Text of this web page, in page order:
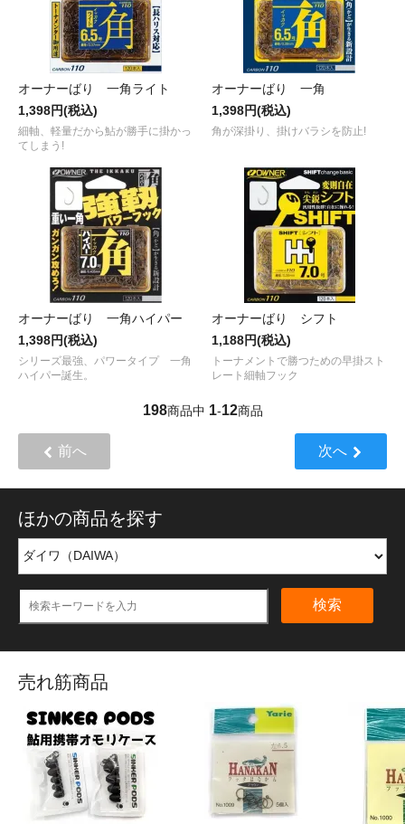
オーナーばり 一角ライト
1,398円(税込)
細軸、軽量だから鮎が勝手に掛かっ
てしまう!
オーナーばり 一角
1,398円(税込)
角が深掛り、掛けバラシを防止!
オーナーばり 一角ハイパー
1,398円(税込)
シリーズ最強、パワータイプ 一角
ハイパー誕生。
オーナーばり シフト
1,188円(税込)
トーナメントで勝つための早掛スト
レート細軸フック
198商品中 1-12商品
前へ 次へ
ほかの商品を探す
検索
売れ筋商品